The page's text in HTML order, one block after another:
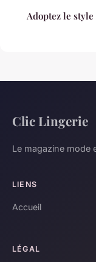
Adoptez le
Clic Lingerie
Le magazine mode
LIENS
Accueil
LÉGAL